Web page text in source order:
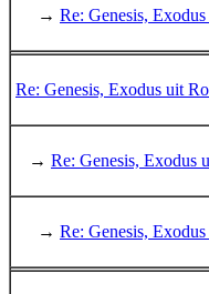
→ Re: Genesis,
Re: Genesis, Exodus uit
→ Re: Genesis, Exodus
→ Re: Genesis,